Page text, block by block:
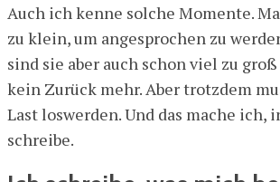
Auch ich kenne solche Momente.
zu klein, um angesprochen zu
sind sie aber auch schon viel zu
kein Zurück mehr. Aber trotzdem
Last loswerden. Und das mache ich,
schreibe.